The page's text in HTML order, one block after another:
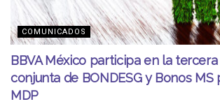
COMUNICADOS
BBVA México participa en la
conjunta de BONDESG y Bonos MS
MDP